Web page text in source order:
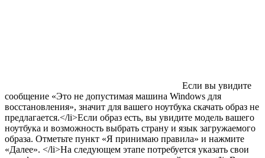
Если вы увидите
сообщение «Это не допустимая машина Windows для
восстановления», значит для вашего ноутбука скачать образ не
предлагается.</li>Если образ есть, вы увидите модель вашего
ноутбука и возможность выбрать страну и язык загружаемого
образа. Отметьте пункт «Я принимаю правила» и нажмите
«Далее». </li>На следующем этапе потребуется указать свои